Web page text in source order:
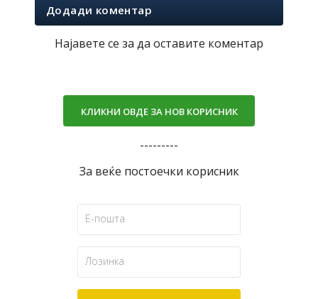
Додади коментар
Најавете се за да оставите коментар
КЛИКНИ ОВДЕ ЗА НОВ КОРИСНИК
---------
За веќе постоечки корисник